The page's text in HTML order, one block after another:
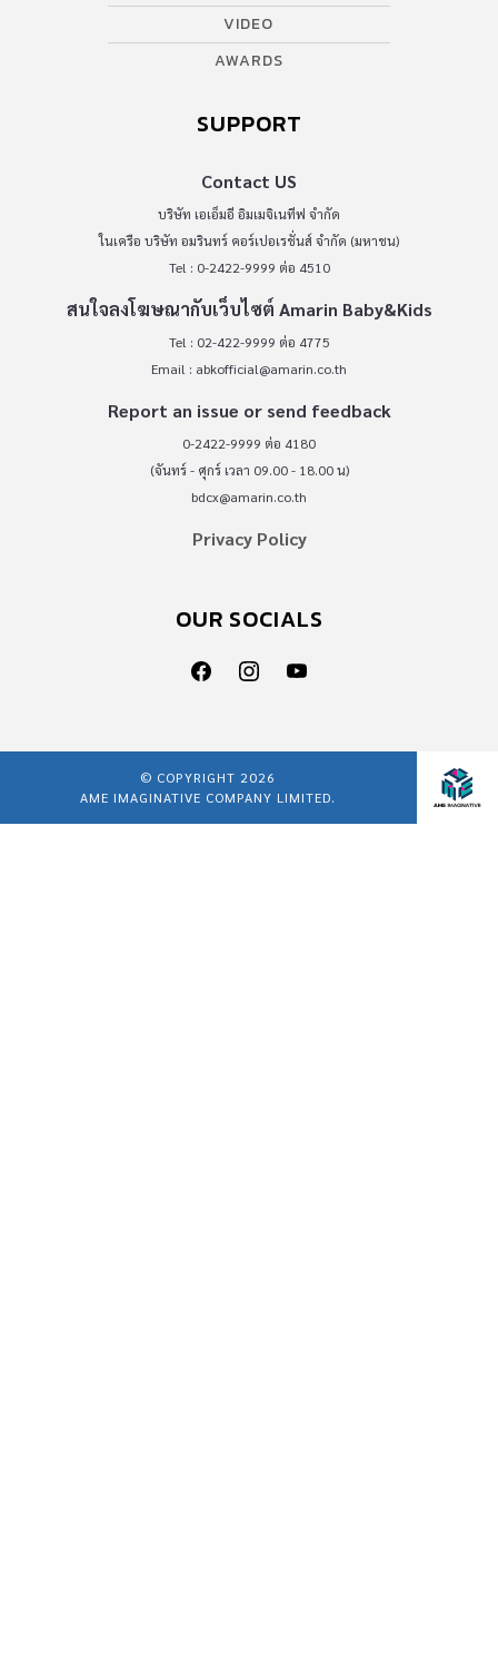
VIDEO
AWARDS
SUPPORT
Contact US
บริษัท เอเอ็มอี อิมเมจิเนทีฟ จำกัด
ในเครือ บริษัท อมรินทร์ คอร์เปอเรชั่นส์ จำกัด (มหาชน)
Tel : 0-2422-9999 ต่อ 4510
สนใจลงโฆษณากับเว็บไซต์ Amarin Baby&Kids
Tel : 02-422-9999 ต่อ 4775
Email : abkofficial@amarin.co.th
Report an issue or send feedback
0-2422-9999 ต่อ 4180
(จันทร์ - ศุกร์ เวลา 09.00 - 18.00 น)
bdcx@amarin.co.th
Privacy Policy
OUR SOCIALS
© COPYRIGHT 2026
AME IMAGINATIVE COMPANY LIMITED.